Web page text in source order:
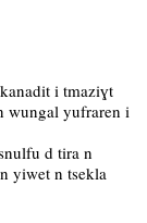
i tmaziɣt
wungal yufraren i
d tira n
yiwet n tsekla